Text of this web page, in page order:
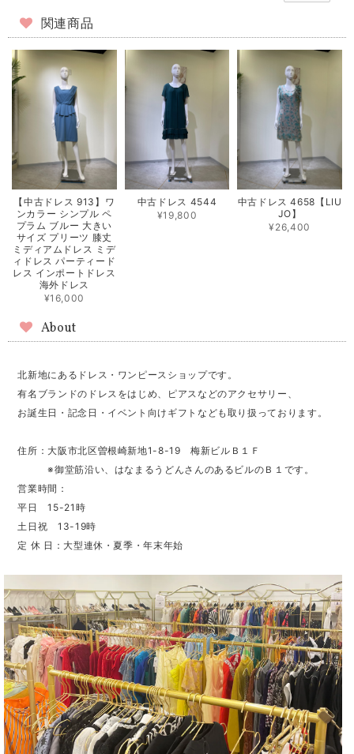
関連商品
【中古ドレス 913】ワ
ンカラー シンプル ペ
プラム ブルー 大きい
サイズ プリーツ 膝丈
ミディアムドレス ミデ
ィドレス パーティード
レス インポートドレス
海外ドレス
¥16,000
中古ドレス 4544
¥19,800
中古ドレス 4658【LIU
JO】
¥26,400
About
北新地にあるドレス・ワンピースショップです。
有名ブランドのドレスをはじめ、ピアスなどのアクセサリー、
お誕生日・記念日・イベント向けギフトなども取り扱っております。
住所：大阪市北区曽根崎新地1-8-19 梅新ビルＢ１Ｆ
※御堂筋沿い、はなまるうどんさんのあるビルのＢ１です。
営業時間：
平日 15-21時
土日祝 13-19時
定 休 日：大型連休・夏季・年末年始